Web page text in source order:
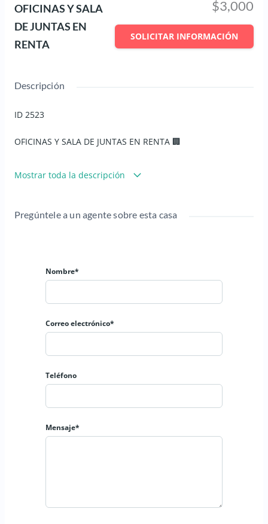
OFICINAS Y SALA
DE JUNTAS EN
RENTA
$3,000
SOLICITAR INFORMACIÓN
Descripción
ID 2523
OFICINAS Y SALA DE JUNTAS EN RENTA 🏢
- Ubicación súper céntrica 📍
Ideales para médicos, abogados, contadores, etc. 👩‍⚕️👨‍⚖️👩‍💼
Servicios ✅:
- Recepción 📋
- Internet, Agua, Luz 💻💧💡
Mostrar toda la descripción
Pregúntele a un agente sobre esta casa
Nombre*
Correo electrónico*
Teléfono
Mensaje*